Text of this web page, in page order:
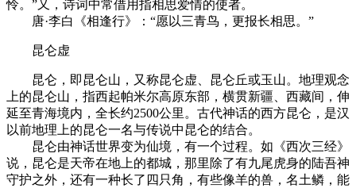
怜。”又，诗词中常借用指相思爱情的使者。
唐·李白《相逢行》：“愿以三青鸟，更报长相思。”
昆仑虚
昆仑，即昆仑山，又称昆仑虚、昆仑丘或玉山。地理观念
上的昆仑山，指西起帕米尔高原东部，横贯新疆、西藏间，伸
延至青海境内，全长约2500公里。古代神话的西方昆仑，是汉
以前地理上的昆仑一名与传说中昆仑的结合。
昆仑由神话世界变为仙境，有一个过程。如《西次三经》
说，昆仑是天帝在地上的都城，那里除了有九尾虎身的陆吾神
守护之外，还有一种长了四只角，有些像羊的兽，名土鳞，能